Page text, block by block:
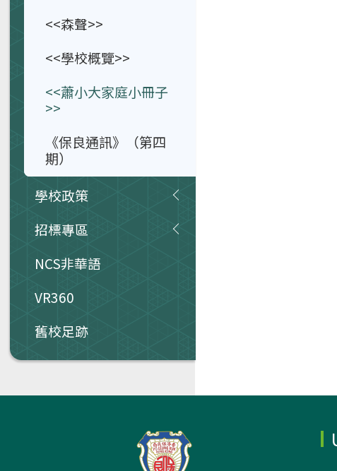
<<森聲>>
<<學校概覽>>
<<蕭小大家庭小冊子
>>
《保良通訊》（第四
期）
學校政策
招標專區
NCS非華語
VR360
舊校足跡